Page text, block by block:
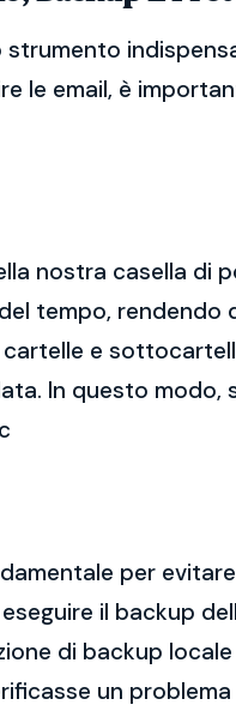
le email, è
nostra casella
tempo,
e
In questo
per
il backup
di backup
un